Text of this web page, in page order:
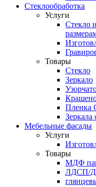
Стеклообработка
Услуги
Стекло
Товары
Стекло
Зеркало
Пленка
Зеркала
Мебельные фасады
Услуги
Товары
МДФ
ЛДСП/